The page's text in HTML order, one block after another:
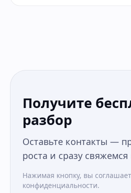
Получите
разбор
Оставьте контакты —
роста и сразу
Нажимая кнопку, вы
конфиденциальности.